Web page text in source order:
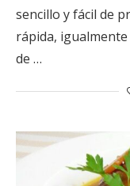
sencillo y fácil de
rápida,
de …